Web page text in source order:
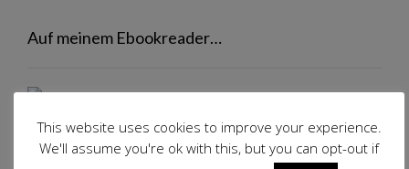
Auf meinem Ebookreader…
Genre: Liebesroman
This website uses cookies to improve your experience.
We'll assume you're ok with this, but you can opt-out if